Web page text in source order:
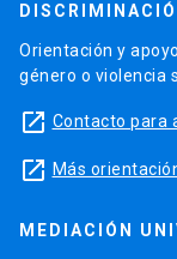
Orientación y
género o violencia
launch Contacto para
launch Más
MEDIACIÓN